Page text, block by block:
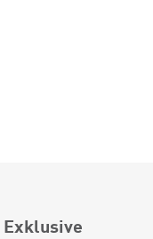
Exklusive